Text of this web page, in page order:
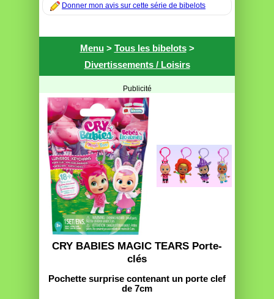
Donner mon avis sur cette série de bibelots
Menu> Tous les bibelots>
Divertissements / Loisirs
Publicité
CRY BABIES MAGIC TEARS Porte-
clés
Pochette surprise contenant un porte clef
de 7cm